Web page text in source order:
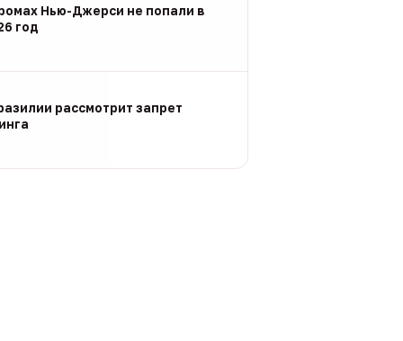
Нью-Джерси не попали в
год
рассмотрит запрет